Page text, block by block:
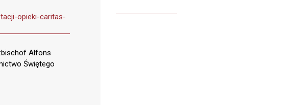
opieki-caritas-
Alfons
Świętego